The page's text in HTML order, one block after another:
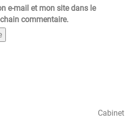
e-mail et mon site dans le
commentaire.
Cabinet